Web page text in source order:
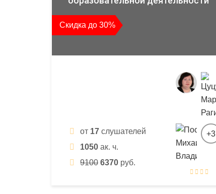
квалификации
и
профессиональной
переподготовки
Скидка до 30%
от 17 слушателей
1050 ак. ч.
9100 6370 руб.
+3